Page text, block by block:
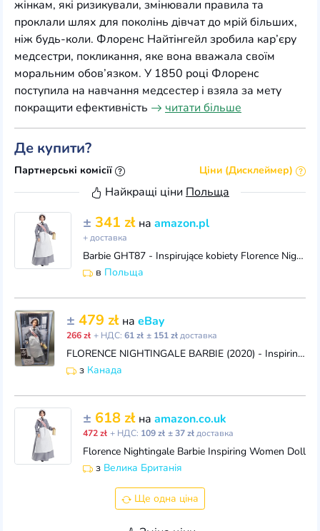
жінкам, які ризикували, змінювали правила та
проклали шлях для поколінь дівчат до мрій більших,
ніж будь-коли. Флоренс Найтінгейл зробила кар’єру
медсестри, покликання, яке вона вважала своїм
моральним обов’язком. У 1850 році Флоренс
поступила на навчання медсестер і взяла за мету
покращити ефективність
читати більше
Де купити?
Партнерські комісії Ціни (Дисклеймер)
Найкращі ціни Польща
± 341 zł на amazon.pl
+ доставка
Barbie GHT87 - Inspirujące kobiety Florence Nightingale lalka
в Польща
± 479 zł на eBay
266 zł + НДС: 61 zł ± 151 złдоставка
FLORENCE NIGHTINGALE BARBIE (2020) - Inspiring Women Series - NRFB - New in box
з Канада
± 618 zł на amazon.co.uk
472 zł + НДС: 109 zł ± 37 złдоставка
Florence Nightingale Barbie Inspiring Women Doll
з Велика Британія
Ще одна ціна